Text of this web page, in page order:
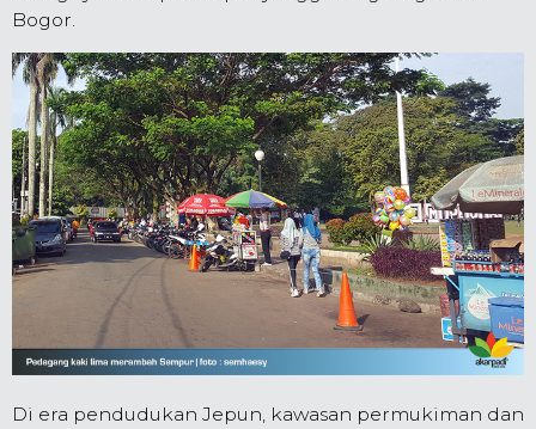
Bogor.
Di era pendudukan Jepun, kawasan permukiman dan